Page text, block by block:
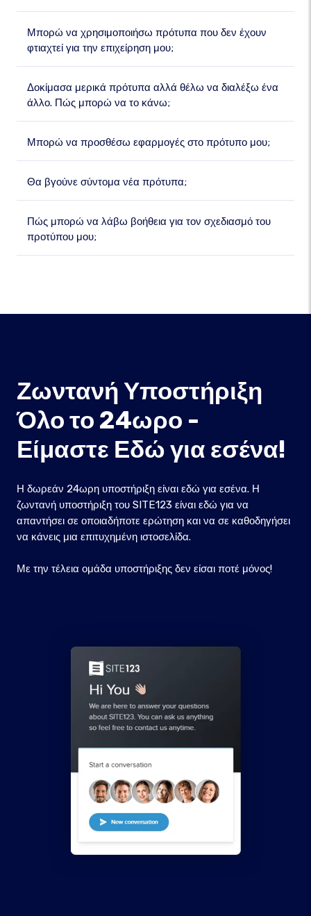
Μπορώ να χρησιμοποιήσω πρότυπα που δεν έχουν
φτιαχτεί για την επιχείρηση μου;
Δοκίμασα μερικά πρότυπα αλλά θέλω να διαλέξω ένα
άλλο. Πώς μπορώ να το κάνω;
Μπορώ να προσθέσω εφαρμογές στο πρότυπο μου;
Θα βγούνε σύντομα νέα πρότυπα;
Πώς μπορώ να λάβω βοήθεια για τον σχεδιασμό του
προτύπου μου;
Ζωντανή Υποστήριξη
Όλο το 24ωρο -
Είμαστε Εδώ για εσένα!
Η δωρεάν 24ωρη υποστήριξη είναι εδώ για εσένα. Η
ζωντανή υποστήριξη του SITE123 είναι εδώ για να
απαντήσει σε οποιαδήποτε ερώτηση και να σε καθοδηγήσει
να κάνεις μια επιτυχημένη ιστοσελίδα.
Με την τέλεια ομάδα υποστήριξης δεν είσαι ποτέ μόνος!